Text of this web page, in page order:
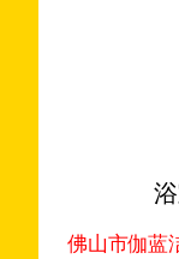
佛山市伽蓝